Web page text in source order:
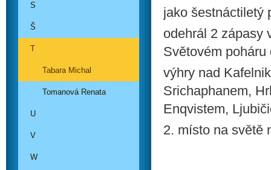
jako šestnáctiletý
odehrál 2 zápasy
Světovém
výhry nad
Srichaphanem,
Enqvistem,
2. místo na světě
S
Š
T
Tabara Michal
Tomanová Renata
U
V
W